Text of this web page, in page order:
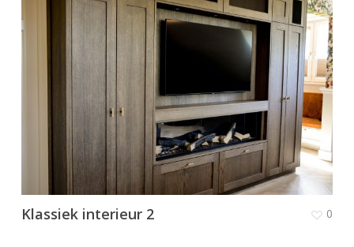
Klassiek interieur 2 0